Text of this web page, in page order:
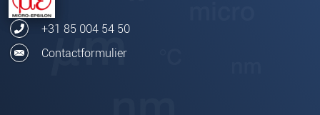
+31 85 004 54 50
Contactformulier